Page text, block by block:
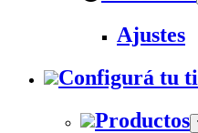
Ajustes
Configurá tu
Productos